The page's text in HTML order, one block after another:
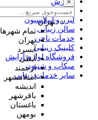
عروس
لیزر و اپیلاسیون
سالن زیبایی
خدمات ناخن
کلینیک زیبایی
فروشگاه لوازم آرایش
میکاپ و شنیون
سایر خدمات زیبایی
×
تهران
تمام شهر‌ها
تهران
آبسرد
آبعلی
ارجمند
اسلامشهر
اندیشه
باقرشهر
باغستان
بومهن